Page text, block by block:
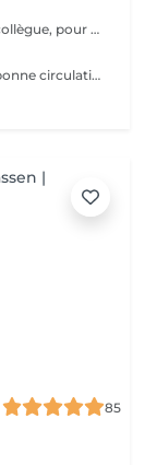
Idéal à offrir pour le fete des mères ou à une collègue, pour un anniversaire, pour faire se faire plaisir et se détendre tout simplement. Il contient les soins suivants : Un massage relaxant de 60 min pour le corps + Soin du visage MosaïqueModelante+ spa paraffine les mains + spa paraffine les pieds
vise à relaxer le corps et l'esprit, permet une bonne circulation des flux sanguins et énergétiques dans le corps, assouplit les muscles, tonifie la peau.
85